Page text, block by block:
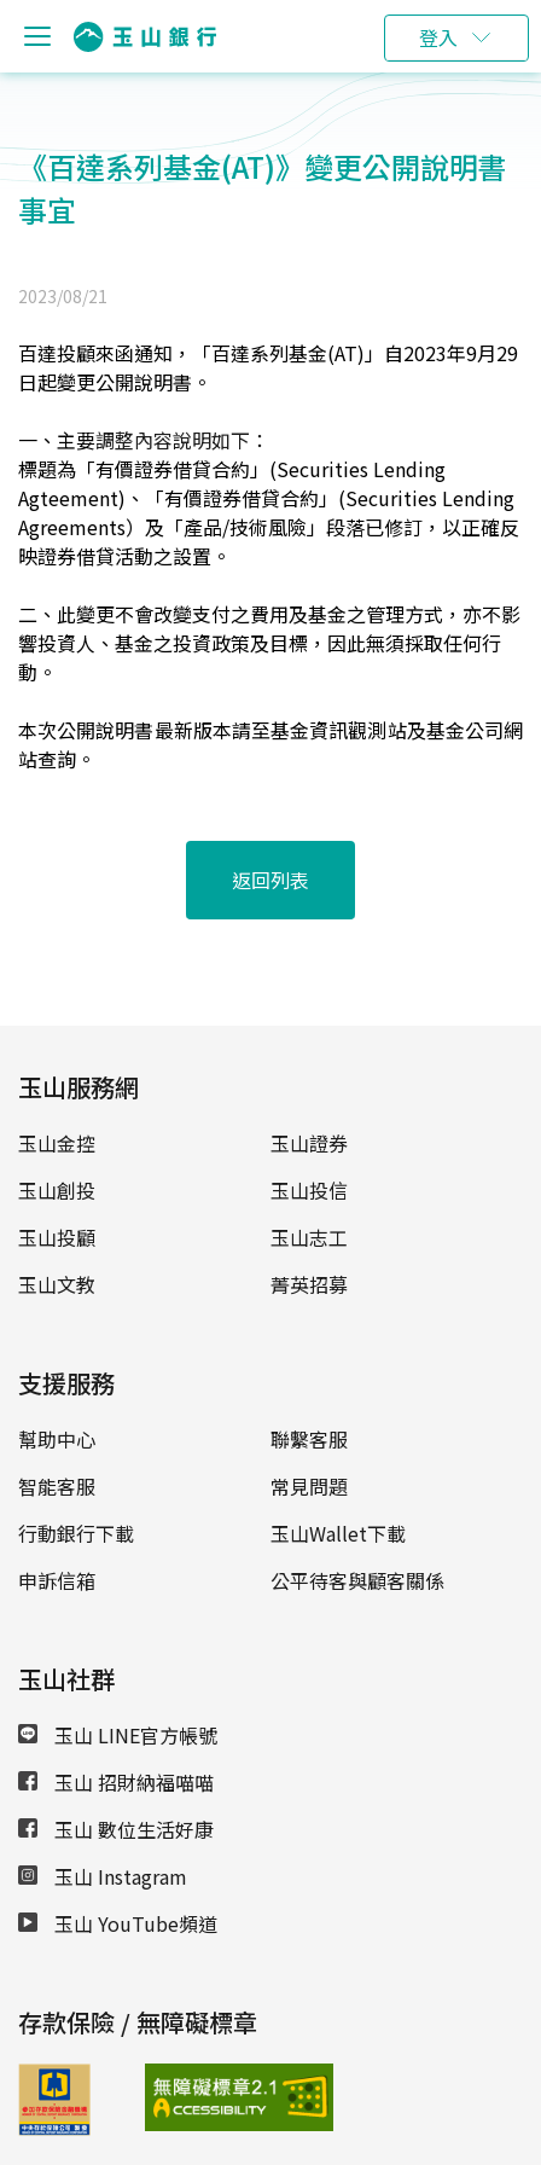
登入
《百達系列基金(AT)》變更公開說明書
事宜
2023/08/21
百達投顧來函通知，「百達系列基金(AT)」自2023年9月29
日起變更公開說明書。
一、主要調整內容說明如下：
標題為「有價證券借貸合約」(Securities Lending
Agteement)、「有價證券借貸合約」(Securities Lending
Agreements）及「產品/技術風險」段落已修訂，以正確反
映證券借貸活動之設置。
二、此變更不會改變支付之費用及基金之管理方式，亦不影
響投資人、基金之投資政策及目標，因此無須採取任何行
動。
本次公開說明書最新版本請至基金資訊觀測站及基金公司網
站查詢。
返回列表
玉山服務網
玉山金控
玉山證券
玉山創投
玉山投信
玉山投顧
玉山志工
玉山文教
菁英招募
支援服務
幫助中心
聯繫客服
智能客服
常見問題
行動銀行下載
玉山Wallet下載
申訴信箱
公平待客與顧客關係
玉山社群
玉山 LINE官方帳號
玉山 招財納福喵喵
玉山 數位生活好康
玉山 Instagram
玉山 YouTube頻道
存款保險 / 無障礙標章